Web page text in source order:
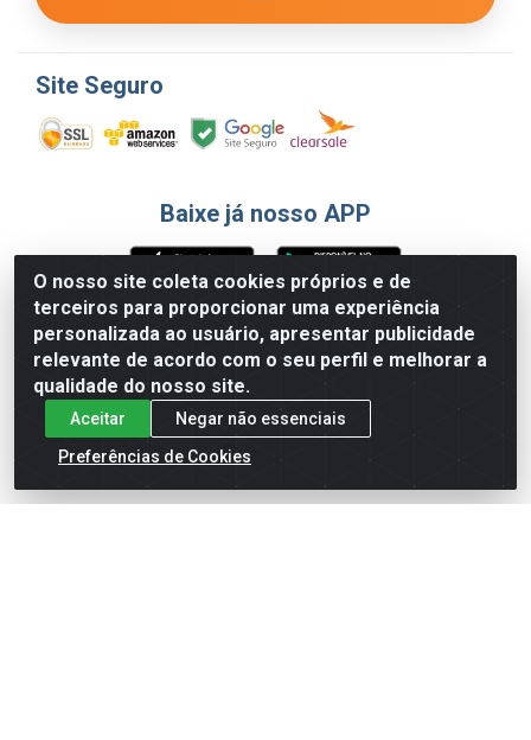
O nosso site coleta cookies próprios e de
terceiros para proporcionar uma experiência
personalizada ao usuário, apresentar publicidade
relevante de acordo com o seu perfil e melhorar a
qualidade do nosso site.
Aceitar
Negar não essenciais
Preferências de Cookies
Site Seguro
Baixe já nosso APP
Formas de Pagamento